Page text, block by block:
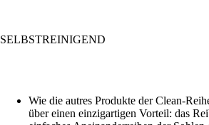
SELBSTREINIGEND
Wie die autres Produkte der Clean-
über einen einzigartigen Vorteil: das